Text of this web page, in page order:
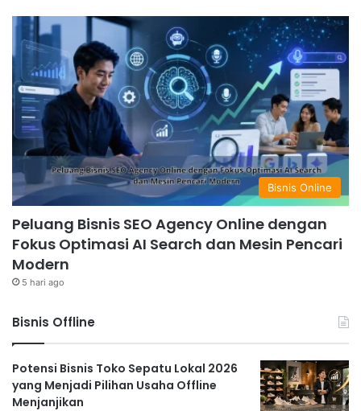
Bisnis Online
Peluang Bisnis SEO Agency Online dengan
Fokus Optimasi AI Search dan Mesin Pencari
Modern
5 hari ago
Bisnis Offline
Potensi Bisnis Toko Sepatu Lokal 2026
yang Menjadi Pilihan Usaha Offline
Menjanjikan